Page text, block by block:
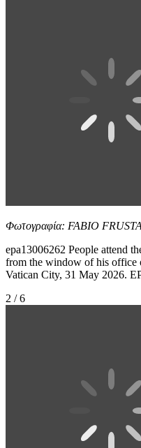
Φωτογραφία: FABIO
epa13006262 People attend
from the window of his office
Vatican City, 31 May 2026.
2 / 6